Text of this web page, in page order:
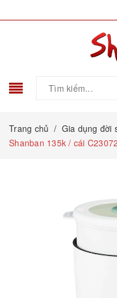
Trang chủ / Gia dụng đời
Shanban 135k / cái